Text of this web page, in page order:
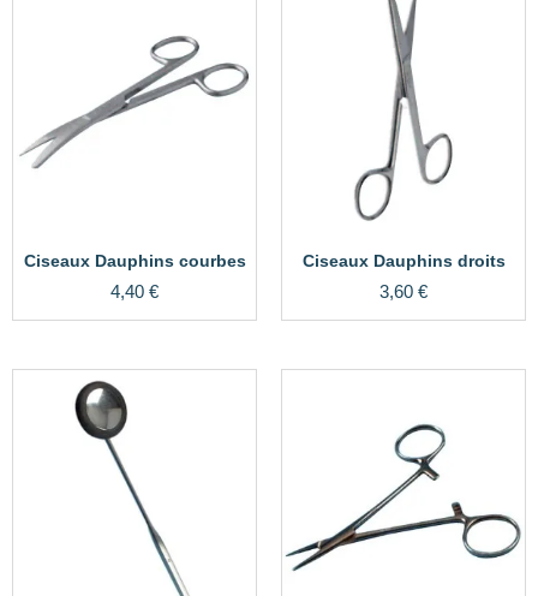
Ciseaux Dauphins courbes
4,40 €
Ciseaux Dauphins droits
3,60 €